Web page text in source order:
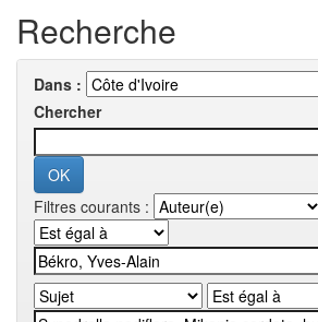
Recherche
Dans :
Chercher
Filtres courants :